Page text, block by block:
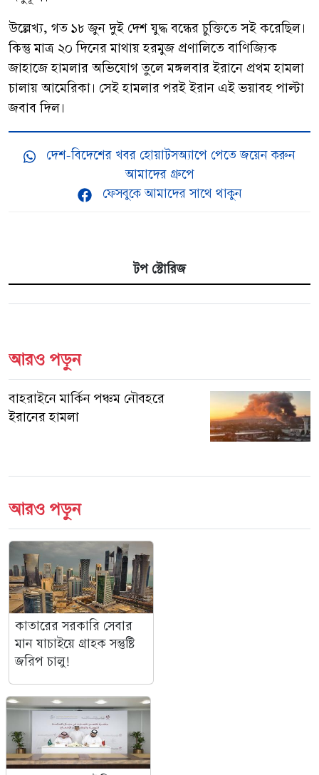
টপ স্টোরিজ
উল্লেখ্য, গত ১৮ জুন দুই দেশ যুদ্ধ বন্ধের চুক্তিতে সই করেছিল।
কিন্তু মাত্র ২০ দিনের মাথায় হরমুজ প্রণালিতে বাণিজ্যিক
জাহাজে হামলার অভিযোগ তুলে মঙ্গলবার ইরানে প্রথম হামলা
চালায় আমেরিকা। সেই হামলার পরই ইরান এই ভয়াবহ পাল্টা
জবাব দিল।
দেশ-বিদেশের খবর হোয়াটসঅ্যাপে পেতে জয়েন করুন
আমাদের গ্রুপে
ফেসবুকে আমাদের সাথে থাকুন
আরও পড়ুন
বাহরাইনে মার্কিন পঞ্চম নৌবহরে
ইরানের হামলা
আরও পড়ুন
কাতারের সরকারি সেবার
মান যাচাইয়ে গ্রাহক সন্তুষ্টি
জরিপ চালু!